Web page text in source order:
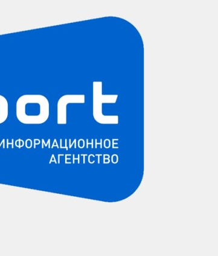
Погода
Курсы валют